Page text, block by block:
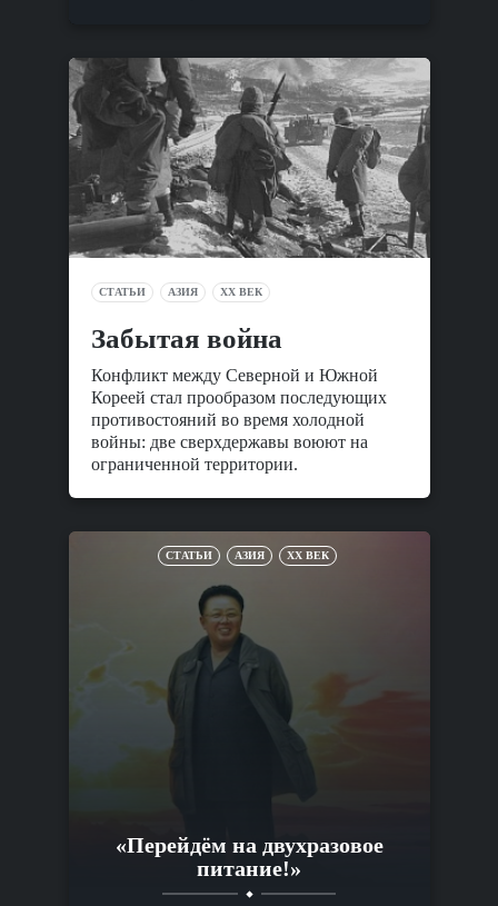
СТАТЬИ АЗИЯ XX ВЕК
Забытая война
Конфликт между Северной и Южной
Кореей стал прообразом последующих
противостояний во время холодной
войны: две сверхдержавы воюют на
ограниченной территории.
СТАТЬИ АЗИЯ XX ВЕК
«Перейдём на двухразовое
питание!»